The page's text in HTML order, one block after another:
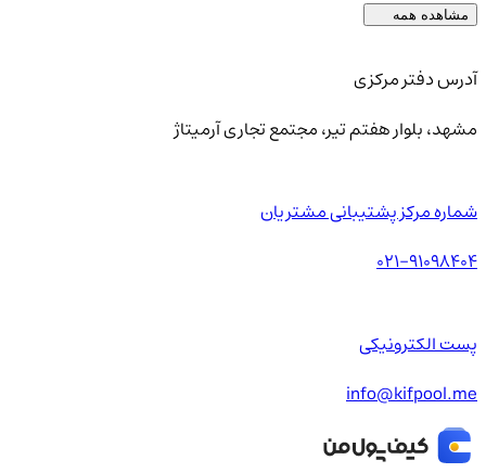
مشاهده همه
آدرس دفتر مرکزی
مشهد، بلوار هفتم تیر، مجتمع تجاری آرمیتاژ
شماره مرکز پشتیبانی مشتریان
021-91098404
پست الکترونیکی
info@kifpool.me